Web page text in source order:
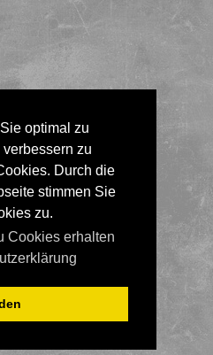
optimal zu
zu
Durch die
stimmen Sie
zu.
Cookies erhalten